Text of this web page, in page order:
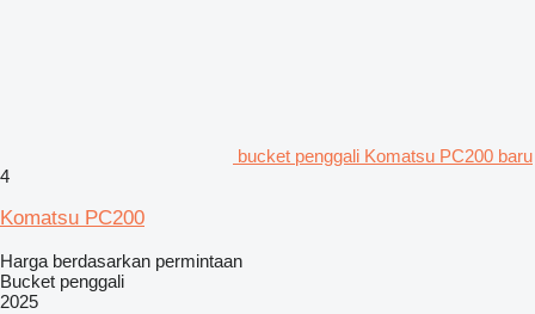
bucket penggali Komatsu PC200 baru
4
Komatsu PC200
Harga berdasarkan permintaan
Bucket penggali
2025